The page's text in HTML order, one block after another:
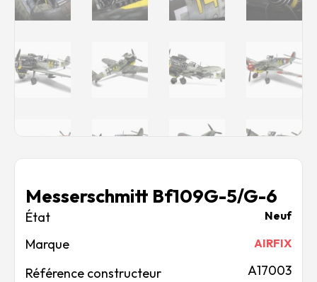
Carte cadeau
Contact
Messerschmitt Bf109G-5/G-6
Neuf
Marque AIRFIX
Référence constructeur A17003